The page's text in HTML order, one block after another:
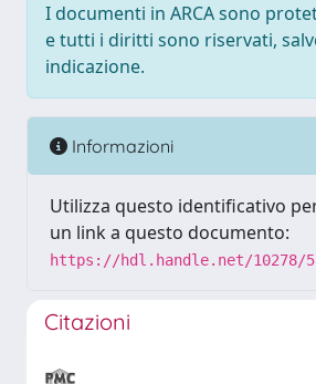
I documenti in ARCA sono
e tutti i diritti sono riservati,
indicazione.
Informazioni
Utilizza questo identificativo
un link a questo documento:
https://hdl.handle.net/10278/
Citazioni